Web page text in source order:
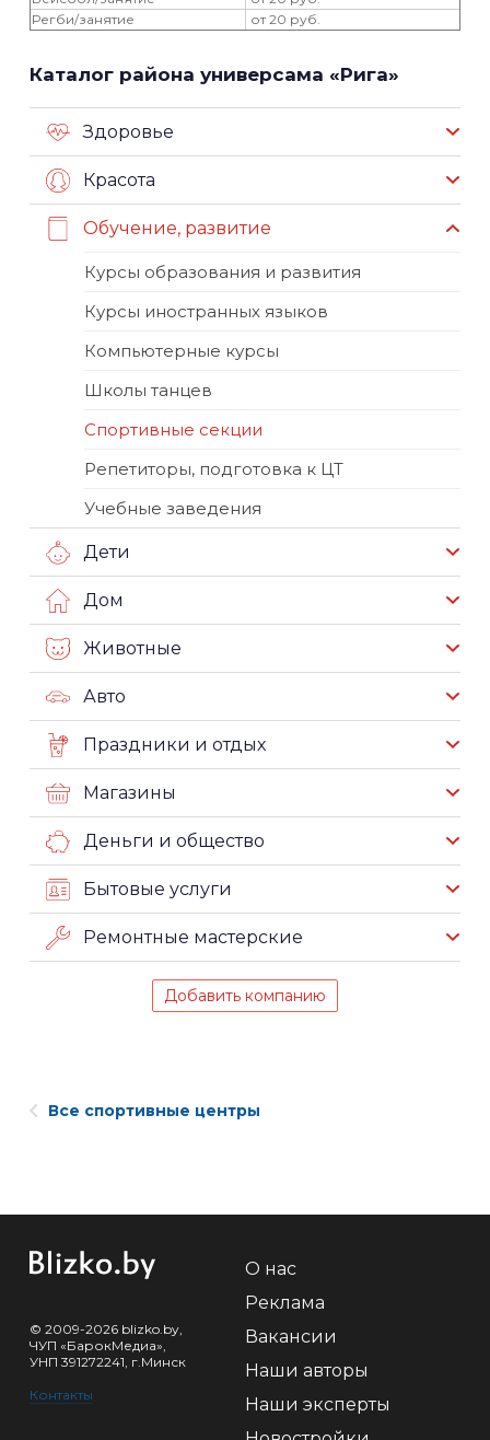
Регби/занятие
от 20 руб.
Каталог района универсама «Рига»
Здоровье
Красота
Обучение, развитие
Курсы образования и развития
Курсы иностранных языков
Компьютерные курсы
Школы танцев
Спортивные секции
Репетиторы, подготовка к ЦТ
Учебные заведения
Дети
Дом
Животные
Авто
Праздники и отдых
Магазины
Деньги и общество
Бытовые услуги
Ремонтные мастерские
Добавить компанию
Все спортивные центры
© 2009-2026 blizko.by,
ЧУП «БарокМедиа»,
УНП 391272241, г.Минск
Контакты
О нас
Реклама
Вакансии
Наши авторы
Наши эксперты